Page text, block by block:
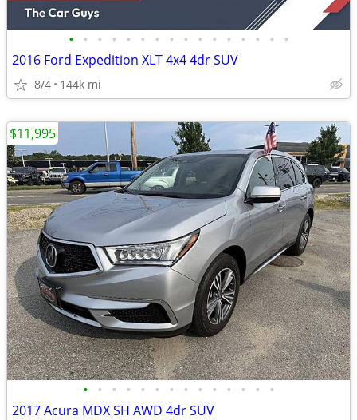
• • • • • • • • • • • • • • • •
2016 Ford Expedition XLT 4x4 4dr SUV
8/4 144k mi
• • • • • • • • • • • • • •
2017 Acura MDX SH AWD 4dr SUV
$11,995